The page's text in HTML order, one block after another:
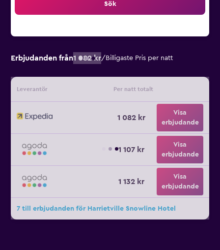
Sök
Erbjudanden från1 082 kr/ Billigaste Pris per natt
Leverantör Per natt totalt
1 082 kr
Visa
erbjudande
1 107 kr
Visa
erbjudande
1 132 kr
Visa
erbjudande
7 till erbjudanden för Harrietville Snowline Hotel